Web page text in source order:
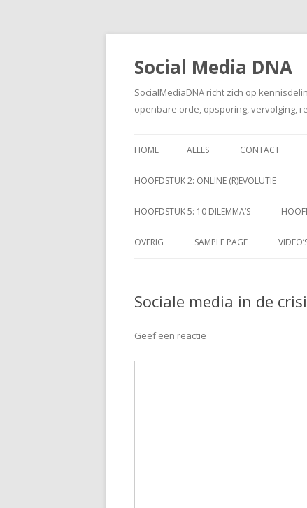
Social Media DNA
SocialMediaDNA richt zich op
openbare orde, opsporing, vervolging,
HOME ALLES CONTACT
HOOFDSTUK 2: ONLINE (R)EVOLUTIE
HOOFDSTUK 5: 10 DILEMMA’S
OVERIG SAMPLE PAGE
Sociale media in de
Geef een reactie